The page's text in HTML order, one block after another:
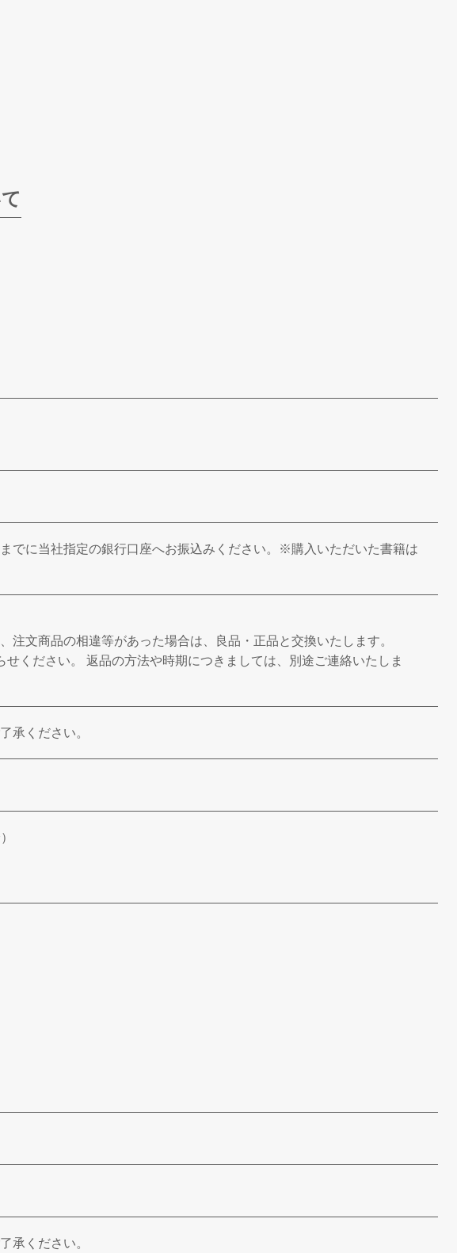
でに当社指定の銀行口座へお振込みください。※購入いただいた書籍は
文商品の相違等があった場合は、良品・正品と交換いたします。
ください。 返品の方法や時期につきましては、別途ご連絡いたしま
承ください。
承ください。